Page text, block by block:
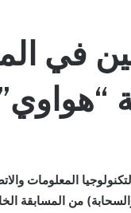
في
المعلومات
من المسابقة